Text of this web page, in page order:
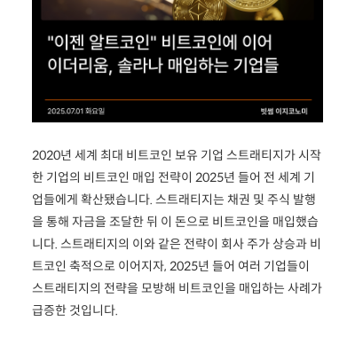
2020년 세계 최대 비트코인 보유 기업 스트래티지가 시작
한 기업의 비트코인 매입 전략이 2025년 들어 전 세계 기
업들에게 확산됐습니다. 스트래티지는 채권 및 주식 발행
을 통해 자금을 조달한 뒤 이 돈으로 비트코인을 매입했습
니다. 스트래티지의 이와 같은 전략이 회사 주가 상승과 비
트코인 축적으로 이어지자, 2025년 들어 여러 기업들이
스트래티지의 전략을 모방해 비트코인을 매입하는 사례가
급증한 것입니다.